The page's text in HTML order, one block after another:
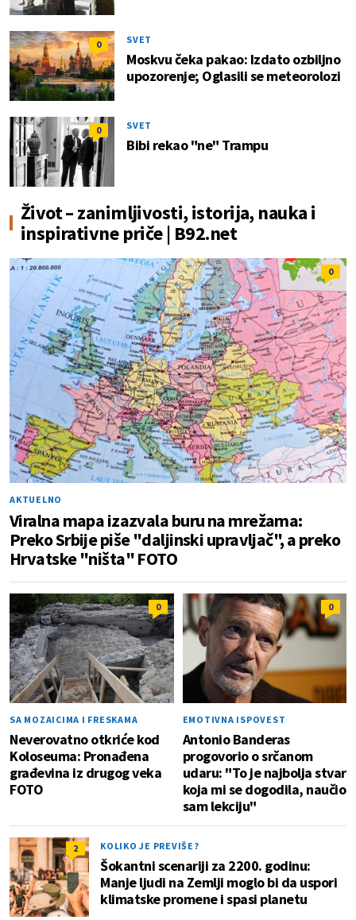
0 SVET
Moskvu čeka pakao: Izdato ozbiljno
upozorenje; Oglasili se meteorolozi
0 SVET
Bibi rekao "ne" Trampu
Život – zanimljivosti, istorija, nauka i
inspirativne priče | B92.net
0
AKTUELNO
Viralna mapa izazvala buru na mrežama:
Preko Srbije piše "daljinski upravljač", a preko
Hrvatske "ništa" FOTO
0
SA MOZAICIMA I FRESKAMA
Neverovatno otkriće kod
Koloseuma: Pronađena
građevina iz drugog veka
FOTO
0
EMOTIVNA ISPOVEST
Antonio Banderas
progovorio o srčanom
udaru: "To je najbolja stvar
koja mi se dogodila, naučio
sam lekciju"
2 KOLIKO JE PREVIŠE?
Šokantni scenariji za 2200. godinu:
Manje ljudi na Zemlji moglo bi da uspori
klimatske promene i spasi planetu